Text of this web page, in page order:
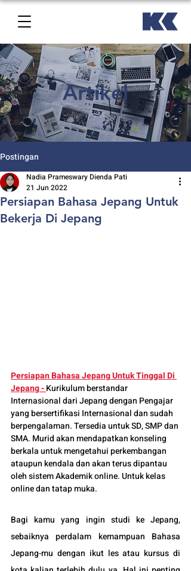
Artikel
Postingan
Persiapan Bahasa Jepang Untuk
Bekerja Di Jepang
Nadia Prameswary Dienda Pati
21 Jun 2022
Persiapan Bahasa Jepang Untuk Tinggal Di
Jepang - Kurikulum berstandar
Internasional dari Jepang dengan Pengajar
yang bersertifikasi Internasional dan sudah
berpengalaman. Tersedia untuk SD, SMP dan
SMA. Murid akan mendapatkan konseling
berkala untuk mengetahui perkembangan
ataupun kendala dan akan terus dipantau
oleh sistem Akademik online. Untuk kelas
online dan tatap muka.
Bagi kamu yang ingin studi ke Jepang,
sebaiknya perdalam kemampuan Bahasa
Jepang-mu dengan ikut les atau kursus di